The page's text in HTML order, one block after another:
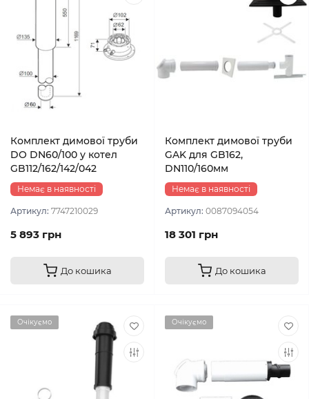
Комплект димової труби
DO DN60/100 у котел
GB112/162/142/042
Немає в наявності
Артикул: 7747210029
5 893 грн
До кошика
Комплект димової труби
GAK для GB162,
DN110/160мм
Немає в наявності
Артикул: 0087094054
18 301 грн
До кошика
Очікуємо Очікуємо